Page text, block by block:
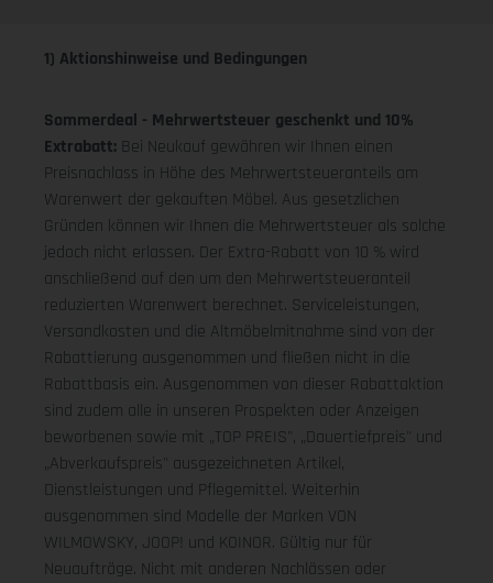
1) Aktionshinweise und Bedingungen
Sommerdeal - Mehrwertsteuer geschenkt und 10%
Extrabatt: Bei Neukauf gewähren wir Ihnen einen
Preisnachlass in Höhe des Mehrwertsteueranteils am
Warenwert der gekauften Möbel. Aus gesetzlichen
Gründen können wir Ihnen die Mehrwertsteuer als solche
jedoch nicht erlassen. Der Extra-Rabatt von 10 % wird
anschließend auf den um den Mehrwertsteueranteil
reduzierten Warenwert berechnet. Serviceleistungen,
Versandkosten und die Altmöbelmitnahme sind von der
Rabattierung ausgenommen und fließen nicht in die
Rabattbasis ein. Ausgenommen von dieser Rabattaktion
sind zudem alle in unseren Prospekten oder Anzeigen
beworbenen sowie mit „TOP PREIS", „Dauertiefpreis" und
„Abverkaufspreis" ausgezeichneten Artikel,
Dienstleistungen und Pflegemittel. Weiterhin
ausgenommen sind Modelle der Marken VON
WILMOWSKY, JOOP! und KOINOR. Gültig nur für
Neuaufträge. Nicht mit anderen Nachlässen oder